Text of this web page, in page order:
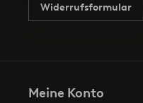
Widerrufsformular
Meine Konto